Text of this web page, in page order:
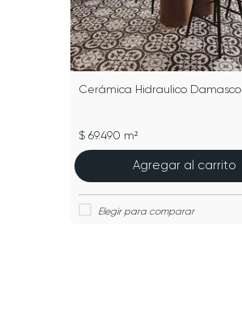
Cerámica Hidraulico Damasco
$ 69.490 m²
Agregar al carrito